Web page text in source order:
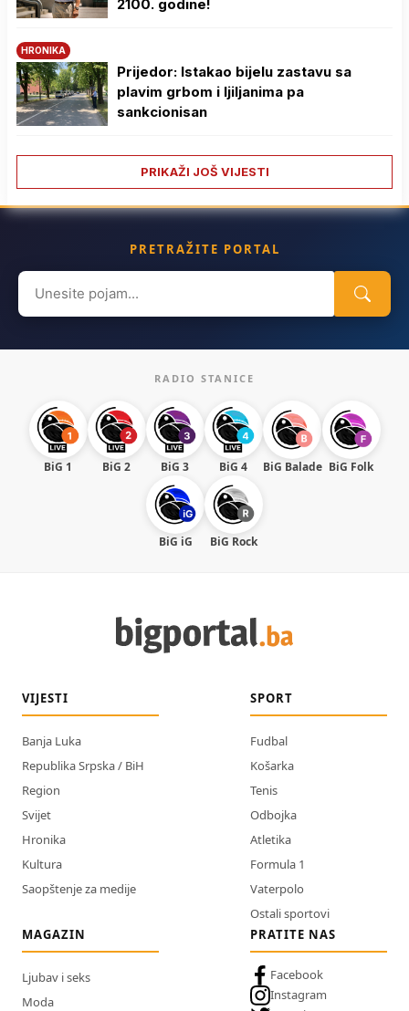
2100. godine!
HRONIKA
Prijedor: Istakao bijelu zastavu sa
plavim grbom i ljiljanima pa
sankcionisan
PRIKAŽI JOŠ VIJESTI
PRETRAŽITE PORTAL
Search
for:
RADIO STANICE
BiG 1 BiG 2 BiG 3 BiG 4 BiG Balade BiG Folk
BiG iG BiG Rock
VIJESTI
Banja Luka
Republika Srpska / BiH
Region
Svijet
Hronika
Kultura
Saopštenje za medije
SPORT
Fudbal
Košarka
Tenis
Odbojka
Atletika
Formula 1
Vaterpolo
Ostali sportovi
MAGAZIN
Ljubav i seks
Moda
PRATITE NAS
Facebook
Instagram